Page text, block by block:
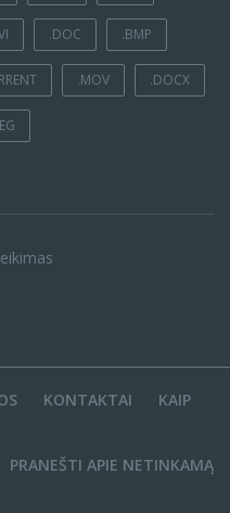
.DOC .BMP
.MOV .DOCX
KONTAKTAI KAIP
PRANEŠTI APIE NETINKAMĄ